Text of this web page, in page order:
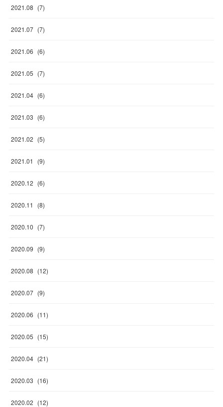
2021.08 (7)
2021.07 (7)
2021.06 (6)
2021.05 (7)
2021.04 (6)
2021.03 (6)
2021.02 (5)
2021.01 (9)
2020.12 (6)
2020.11 (8)
2020.10 (7)
2020.09 (9)
2020.08 (12)
2020.07 (9)
2020.06 (11)
2020.05 (15)
2020.04 (21)
2020.03 (16)
2020.02 (12)